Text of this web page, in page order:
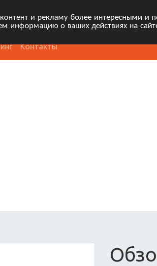
и рекламу более интересными и
информацию о ваших действиях на
Контакты